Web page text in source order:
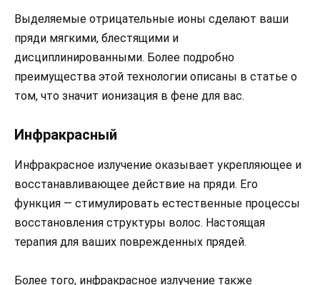
Выделяемые отрицательные ионы сделают ваши
пряди мягкими, блестящими и
дисциплинированными. Более подробно
преимущества этой технологии описаны в статье о
том, что значит ионизация в фене для вас.
Инфракрасный
Инфракрасное излучение оказывает укрепляющее и
восстанавливающее действие на пряди. Его
функция — стимулировать естественные процессы
восстановления структуры волос. Настоящая
терапия для ваших поврежденных прядей.
Более того, инфракрасное излучение также